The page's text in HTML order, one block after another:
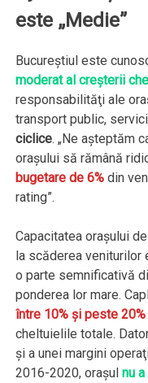
este „Medie”
Bucureştiul este
moderat al creşterii
responsabilităţi ale
transport public,
ciclice. „Ne aşteptăm
oraşului să rămână
bugetare de 6% din
rating”.
Capacitatea oraşului
la scăderea
o parte semnificativă
ponderea lor mare.
între 10% şi peste 20%
cheltuielile totale.
şi a unei margini
2016-2020, oraşulnu